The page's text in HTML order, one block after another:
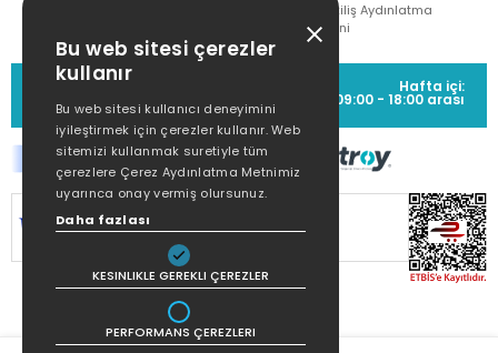
Çekiliş Aydınlatma
Metni
MÜŞTERİ HİZMETLERİ
(0212) 373 77 00
Hafta içi:
09:00 - 18:00 arası
SİTEMİZ
KORUNMAKTADIR.
Bu web sitesi çerezler
kullanır
Bu web sitesi kullanıcı deneyimini
iyileştirmek için çerezler kullanır. Web
sitemizi kullanmak suretiyle tüm
çerezlere Çerez Aydınlatma Metnimiz
uyarınca onay vermiş olursunuz.
Daha fazlası
KESINLIKLE GEREKLI ÇEREZLER
PERFORMANS ÇEREZLERI